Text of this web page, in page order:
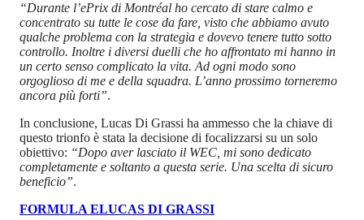
“Durante l’ePrix di Montréal ho cercato di stare calmo e
concentrato su tutte le cose da fare, visto che abbiamo avuto
qualche problema con la strategia e dovevo tenere tutto sotto
controllo. Inoltre i diversi duelli che ho affrontato mi hanno in
un certo senso complicato la vita. Ad ogni modo sono
orgoglioso di me e della squadra. L’anno prossimo torneremo
ancora più forti”.
In conclusione, Lucas Di Grassi ha ammesso che la chiave di
questo trionfo è stata la decisione di focalizzarsi su un solo
obiettivo: “Dopo aver lasciato il WEC, mi sono dedicato
completamente e soltanto a questa serie. Una scelta di sicuro
beneficio”.
FORMULA ELUCAS DI GRASSI